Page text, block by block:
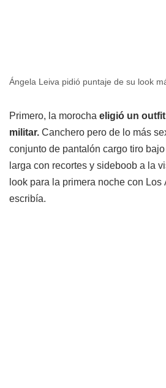
Ángela Leiva pidió puntaje de su look
Primero, la morocha eligió un
militar. Canchero pero de lo más
conjunto de pantalón cargo tiro
larga con recortes y sideboob a la
look para la primera noche con Los
escribía.